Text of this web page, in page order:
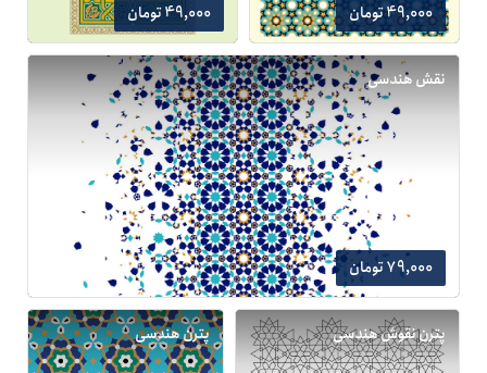
49,000 تومان 49,000 تومان
نقش هندسی
79,000 تومان
پترن نقوش هندسی پترن هندسی